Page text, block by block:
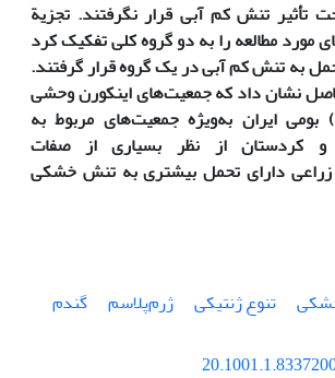
تأثیر تنش کم آبی قرار نگرفتند. تجزیة
مطالعه را به دو گروه کلی تفکیک کرد
به تنش کم آبی در یک گروه قرار گرفتند.
نشان داد که جمعیت‌های اینکورن وحشی
) بومی ایران به‌ویژه جمعیت‌های مربوط به
و کردستان از نظر بسیاری از صفات
زراعی دارای تحمل بیشتری به تنش خشکی
تنوع ژنتیکی ژرم‌پلاسم
گندم